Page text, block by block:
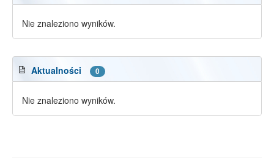
Nie znaleziono wyników.
Aktualności 0
Nie znaleziono wyników.